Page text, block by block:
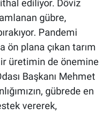
ediliyor. Döviz
gübre,
Pandemi
ön plana çıkan tarım
üretimin de önemine
Başkanı Mehmet
gübrede en
vererek,